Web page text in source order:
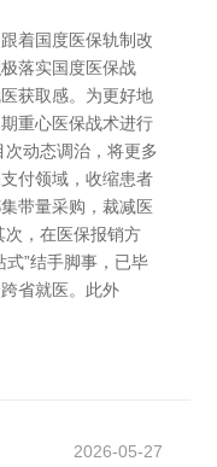
着国度医保轨制改
落实国度医保战
获取感。为更好地
重心医保战术进行
动态调治，将更多
付领域，收缩患者
带量采购，裁减医
，在医保报销方
”结手脚事，已毕
省就医。此外
2026-05-27